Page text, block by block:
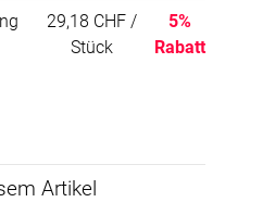
29,18 CHF /
Stück
5%
Rabatt
Artikel